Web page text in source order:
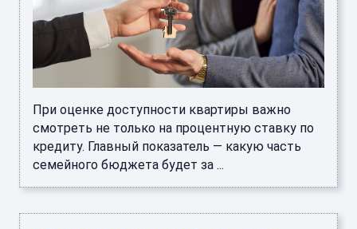
При оценке доступности квартиры важно
смотреть не только на процентную ставку по
кредиту. Главный показатель — какую часть
семейного бюджета будет за ...